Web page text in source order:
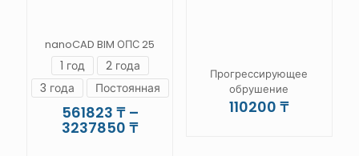
nanoCAD BIM ОПС 25
1 год
2 года
3 года
Постоянная
561823 ₸ –
3237850 ₸Диапазон
Прогрессирующее
обрушение
110200 ₸